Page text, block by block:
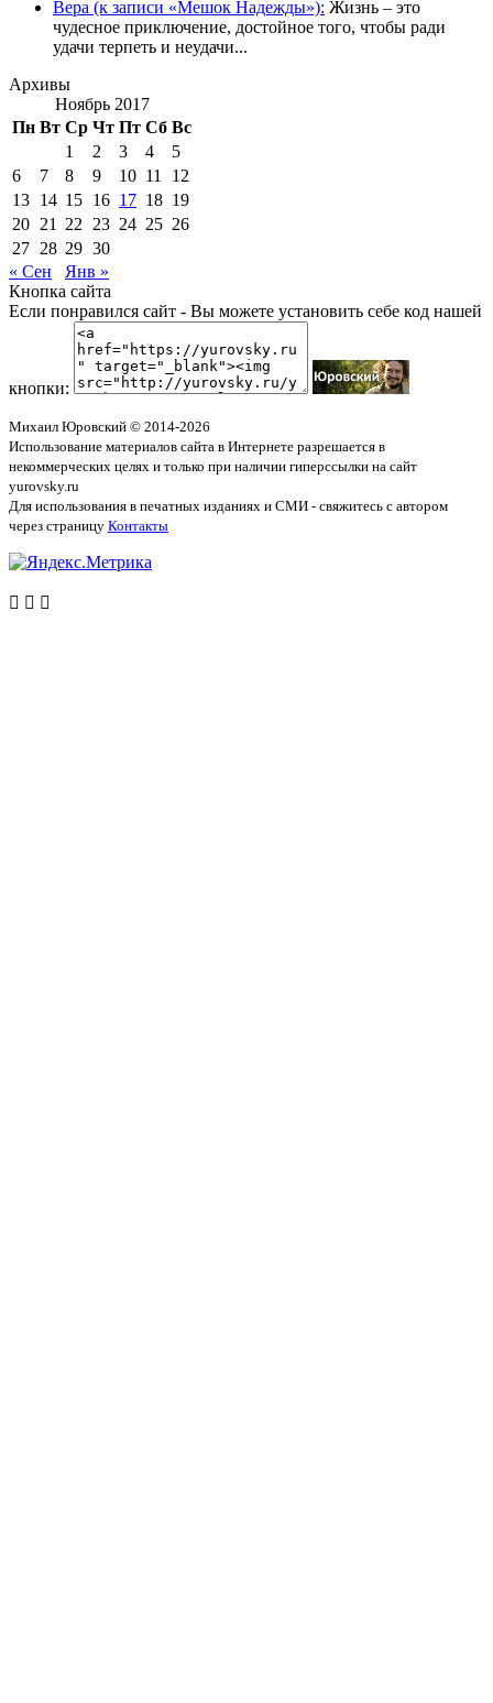
Вера (к записи «Мешок Надежды»): Жизнь – это
чудесное приключение, достойное того, чтобы ради
удачи терпеть и неудачи...
Архивы
Ноябрь 2017
Пн Вт Ср Чт Пт Сб Вс
1
2 3 4
5
6
7 8 9 10 11
12
13 14 15 16 17 18 19
20 21 22 23 24 25 26
27 28 29 30
« Сен
Янв »
Кнопка сайта
Если понравился сайт - Вы можете установить себе код нашей
кнопки:
Михаил Юровский © 2014-2026
Использование материалов сайта в Интернете разрешается в
некоммерческих целях и только при наличии гиперссылки на сайт
yurovsky.ru
Для использования в печатных изданиях и СМИ - свяжитесь с автором
через страницу Контакты
  